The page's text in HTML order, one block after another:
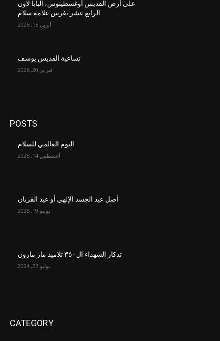
على أرض القديس أوغسطينوس، البابا لاون
الرابع عشر يغرس علامة سلام
أبريل 15, 2026
تساعية القديس يوسف
فبراير 20, 2026
POSTS
اليوم العالمي للسلام
أغسطس 14, 2025
أصل عيد الجسد الإلهي أو عيد القربان
يونيو 19, 2025
تذكار الشهداء ال٣٥٠ تلاميذ مار مارون
يوليو 27, 2024
CATEGORY